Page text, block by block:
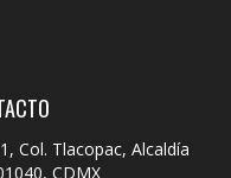
Col. Tlacopac, Alcaldía
CDMX